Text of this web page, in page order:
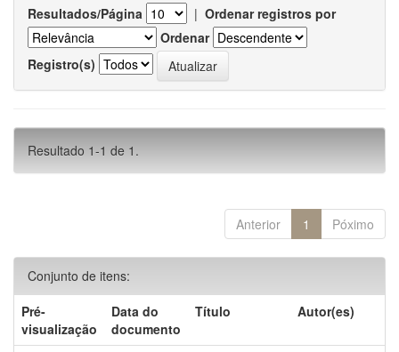
Resultados/Página | Ordenar registros por
Ordenar
Registro(s)
Resultado 1-1 de 1.
Anterior 1 Póximo
Conjunto de itens:
Pré-
visualização
Data do
documento
Título Autor(es)